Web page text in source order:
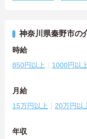
神奈川県秦野市の
時給
850円以上 1000円以上
月給
15万円以上 20万円以
年収